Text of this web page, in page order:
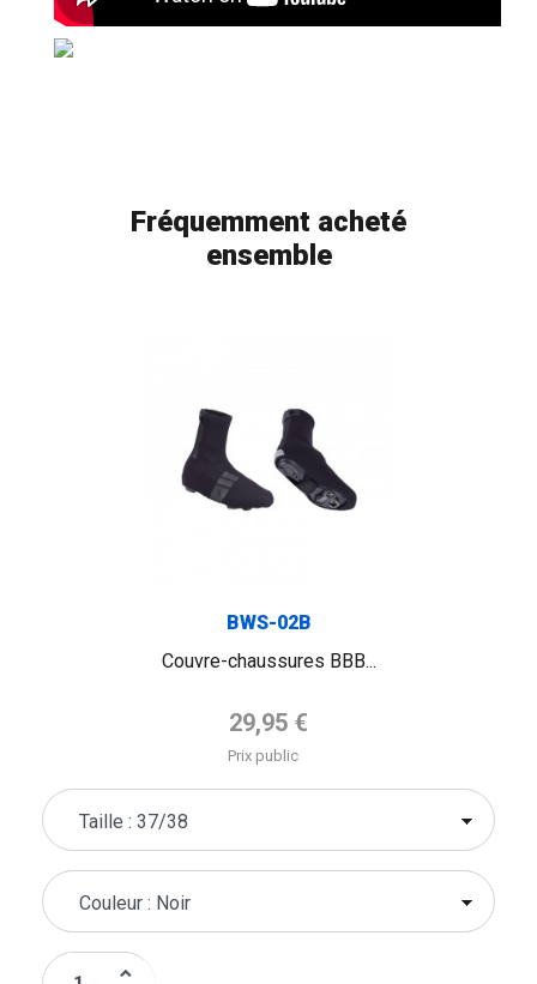
Fréquemment acheté
ensemble
BWS-02B
Couvre-chaussures BBB...
Prix de base
29,95 €
Prix public
keyboard_arrow_up